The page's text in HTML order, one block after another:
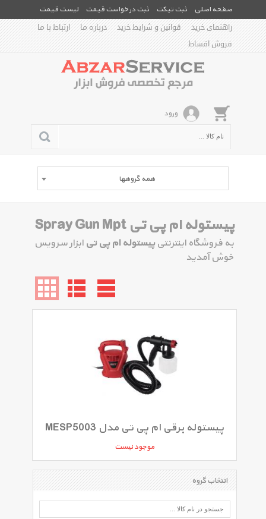
صفحه اصلی ثبت تیکت ثبت درخواست قیمت
لیست قیمت
راهنمای خرید
قوانین و شرایط خرید درباره ما
ارتباط با ما
فروش اقساط
ورود
همه گروهها
پیستوله ام پی تی Spray Gun Mpt
به فروشگاه اینترنتی پیستوله ام پی تی ابزار سرویس
خوش آمدید
پیستوله برقی ام پی تی مدل MESP5003
موجود نیست
انتخاب گروه